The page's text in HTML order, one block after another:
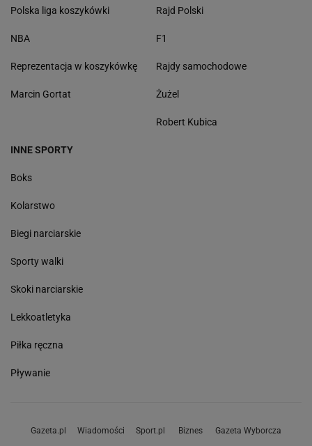
Polska liga koszykówki
NBA
Reprezentacja w koszykówkę
Marcin Gortat
Rajd Polski
F1
Rajdy samochodowe
Żużel
Robert Kubica
INNE SPORTY
Boks
Kolarstwo
Biegi narciarskie
Sporty walki
Skoki narciarskie
Lekkoatletyka
Piłka ręczna
Pływanie
Gazeta.pl Wiadomości Sport.pl Biznes Gazeta Wyborcza